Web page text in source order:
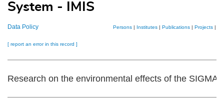
System - IMIS
Data Policy Persons | Institutes | Publications | Projects |
[ report an error in this record ]
Research on the environmental effects of the SIGMA